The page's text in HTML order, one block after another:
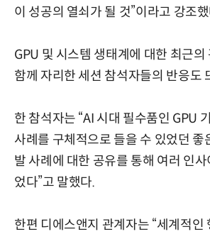
이 성공의 열쇠가 될 것”이라고 강조
GPU 및 시스템 생태계에 대한 최근
함께 자리한 세션 참석자들의 반응도
한 참석자는 “AI 시대 필수품인 GPU
사례를 구체적으로 들을 수 있었던 좋
발 사례에 대한 공유를 통해 여러 인
었다”고 말했다.
한편 디에스앤지 관계자는 “세계적인